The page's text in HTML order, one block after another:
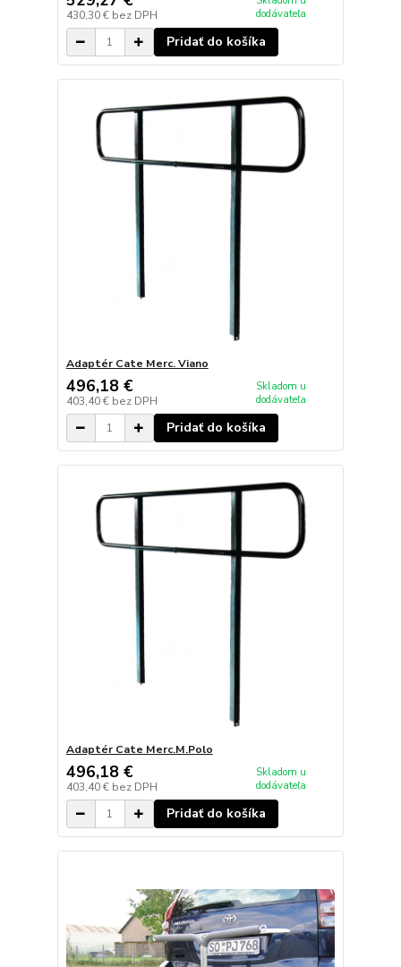
430,30 € bez DPH
dodávateľa
Pridať do košíka
Adaptér Cate Merc. Viano
496,18 €
403,40 € bez DPH
Skladom u
dodávateľa
Pridať do košíka
Adaptér Cate Merc.M.Polo
496,18 €
403,40 € bez DPH
Skladom u
dodávateľa
Pridať do košíka